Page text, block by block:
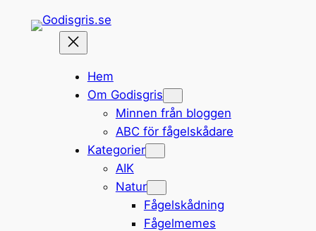
Hem
Om Godisgris
Minnen från bloggen
ABC för fågelskådare
Kategorier
AIK
Natur
Fågelskådning
Fågelmemes